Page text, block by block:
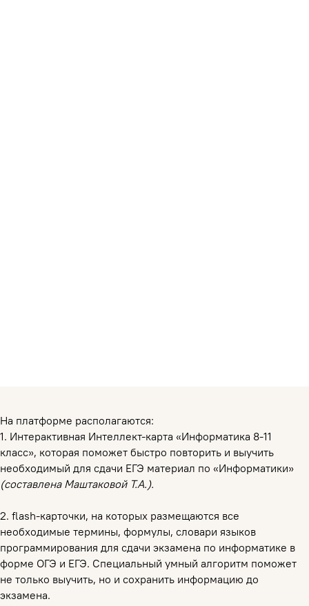
На платформе располагаются:
1. Интерактивная Интеллект-карта «Информатика 8-11
класс», которая поможет быстро повторить и выучить
необходимый для сдачи ЕГЭ материал по «Информатики»
(составлена Маштаковой Т.А.).
2. flash-карточки, на которых размещаются все
необходимые термины, формулы, словари языков
программирования для сдачи экзамена по информатике в
форме ОГЭ и ЕГЭ. Специальный умный алгоритм поможет
не только выучить, но и сохранить информацию до
экзамена.